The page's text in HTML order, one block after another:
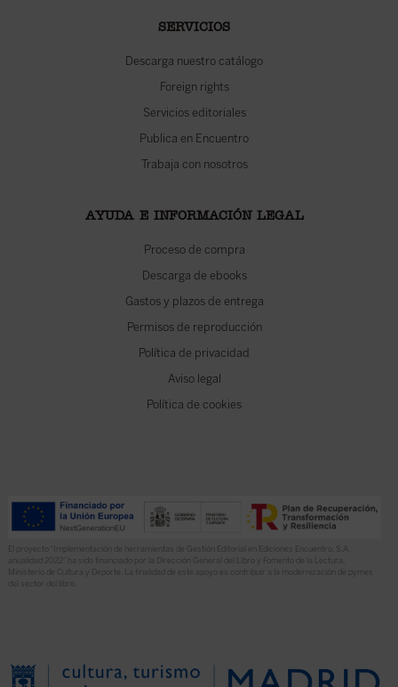
SERVICIOS
Descarga nuestro catálogo
Foreign rights
Servicios editoriales
Publica en Encuentro
Trabaja con nosotros
AYUDA E INFORMACIÓN LEGAL
Proceso de compra
Descarga de ebooks
Gastos y plazos de entrega
Permisos de reproducción
Política de privacidad
Aviso legal
Política de cookies
El proyecto “Implementación de herramientas de Gestión Editorial en Ediciones Encuentro, S.A.
anualidad 2022” ha sido financiado por la Dirección General del Libro y Fomento de la Lectura,
Ministerio de Cultura y Deporte. La finalidad de este apoyo es contribuir a la modernización de pymes
del sector del libro.